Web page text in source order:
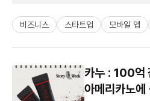
비즈니스 스타트업 모바일 앱
카누 : 100억
아메리카노에